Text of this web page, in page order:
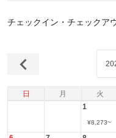
チェックイン・チェックア
日 月 火
1
¥8,273~